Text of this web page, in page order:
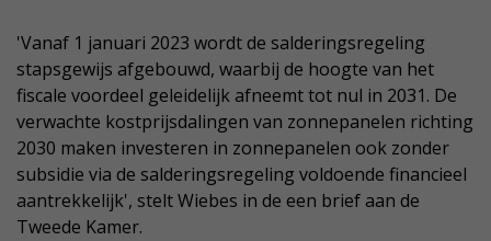
'Vanaf 1 januari 2023 wordt de salderingsregeling
stapsgewijs afgebouwd, waarbij de hoogte van het
fiscale voordeel geleidelijk afneemt tot nul in 2031. De
verwachte kostprijsdalingen van zonnepanelen richting
2030 maken investeren in zonnepanelen ook zonder
subsidie via de salderingsregeling voldoende financieel
aantrekkelijk', stelt Wiebes in de een brief aan de
Tweede Kamer.